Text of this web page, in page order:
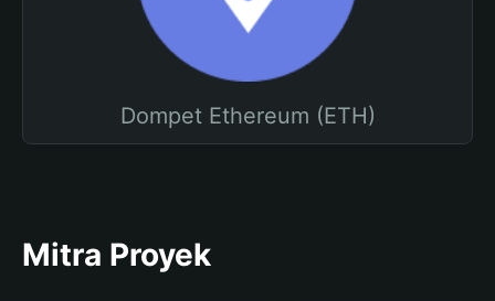
Dompet Ethereum (ETH)
Mitra Proyek